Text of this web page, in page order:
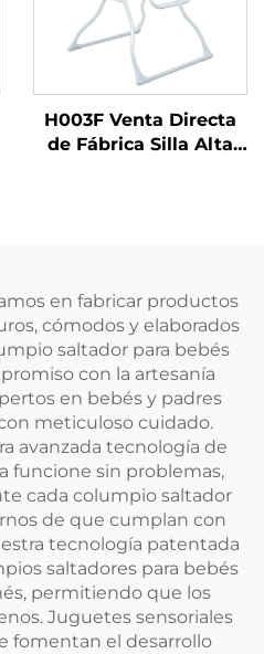
H003F Venta Directa
de Fábrica Silla Alta
en fabricar productos
cómodos y elaborados
saltador para bebés
con la artesanía
en bebés y padres
meticuloso cuidado.
avanzada tecnología de
funcione sin problemas,
cada columpio saltador
de que cumplan con
tecnología patentada
saltadores para bebés
permitiendo que los
Juguetes sensoriales
fomentan el desarrollo